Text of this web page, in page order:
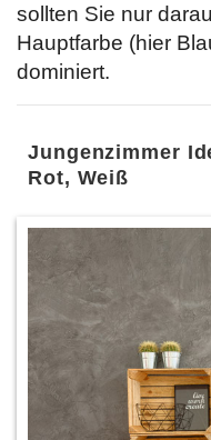
sollten Sie nur
Hauptfarbe (hier
dominiert.
Jungenzimmer
Rot, Weiß